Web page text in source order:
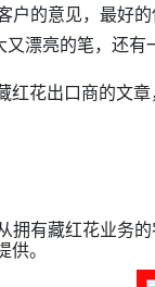
的意见，最好
漂亮的笔，还有
花出口商的文章
拥有藏红花业务
。